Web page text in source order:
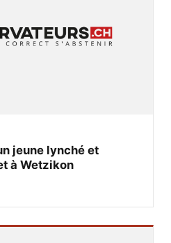
jeune lynché et
à Wetzikon